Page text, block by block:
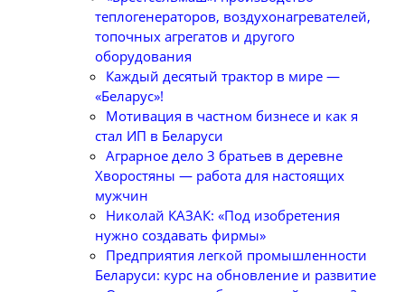
теплогенераторов, воздухонагревателей,
топочных агрегатов и другого
оборудования
Каждый десятый трактор в мире —
«Беларус»!
Мотивация в частном бизнесе и как я
стал ИП в Беларуси
Аграрное дело 3 братьев в деревне
Хворостяны — работа для настоящих
мужчин
Николай КАЗАК: «Под изобретения
нужно создавать фирмы»
Предприятия легкой промышленности
Беларуси: курс на обновление и развитие